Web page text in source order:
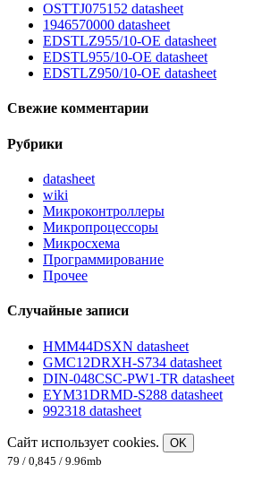
OSTTJ075152 datasheet
1946570000 datasheet
EDSTLZ955/10-OE datasheet
EDSTL955/10-OE datasheet
EDSTLZ950/10-OE datasheet
Свежие комментарии
Рубрики
datasheet
wiki
Микроконтроллеры
Микропроцессоры
Микросхема
Программирование
Прочее
Случайные записи
HMM44DSXN datasheet
GMC12DRXH-S734 datasheet
DIN-048CSC-PW1-TR datasheet
EYM31DRMD-S288 datasheet
992318 datasheet
Сайт использует cookies.
OK
79 / 0,845 / 9.96mb